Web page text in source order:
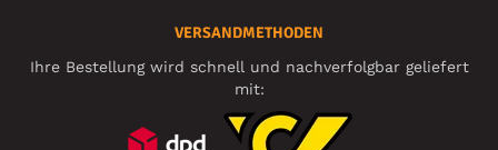
VERSANDMETHODEN
Ihre Bestellung wird schnell und nachverfolgbar geliefert
mit: